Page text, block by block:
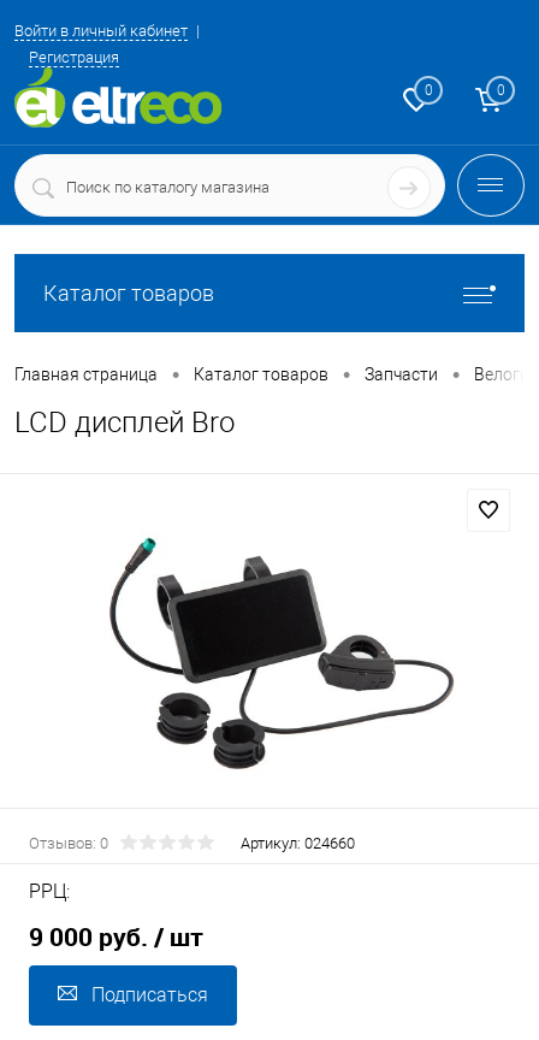
Войти в личный кабинет
Регистрация
0 0
Каталог товаров
Главная страница • Каталог товаров • Запчасти •
LCD дисплей Bro
Отзывов: 0 Артикул: 024660
РРЦ:
9 000 руб. / шт
Подписаться